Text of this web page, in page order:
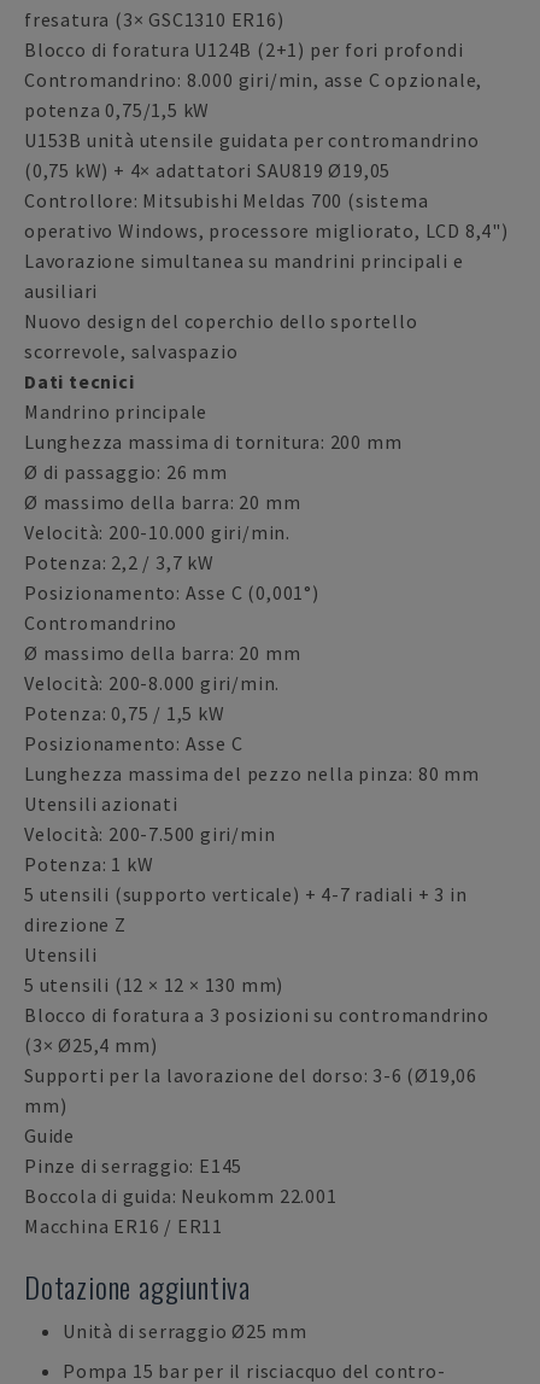
fresatura (3× GSC1310 ER16)
Blocco di foratura U124B (2+1) per fori profondi
Contromandrino: 8.000 giri/min, asse C opzionale,
potenza 0,75/1,5 kW
U153B unità utensile guidata per contromandrino
(0,75 kW) + 4× adattatori SAU819 Ø19,05
Controllore: Mitsubishi Meldas 700 (sistema
operativo Windows, processore migliorato, LCD 8,4")
Lavorazione simultanea su mandrini principali e
ausiliari
Nuovo design del coperchio dello sportello
scorrevole, salvaspazio
Dati tecnici
Mandrino principale
Lunghezza massima di tornitura: 200 mm
Ø di passaggio: 26 mm
Ø massimo della barra: 20 mm
Velocità: 200-10.000 giri/min.
Potenza: 2,2 / 3,7 kW
Posizionamento: Asse C (0,001°)
Contromandrino
Ø massimo della barra: 20 mm
Velocità: 200-8.000 giri/min.
Potenza: 0,75 / 1,5 kW
Posizionamento: Asse C
Lunghezza massima del pezzo nella pinza: 80 mm
Utensili azionati
Velocità: 200-7.500 giri/min
Potenza: 1 kW
5 utensili (supporto verticale) + 4-7 radiali + 3 in
direzione Z
Utensili
5 utensili (12 × 12 × 130 mm)
Blocco di foratura a 3 posizioni su contromandrino
(3× Ø25,4 mm)
Supporti per la lavorazione del dorso: 3-6 (Ø19,06
mm)
Guide
Pinze di serraggio: E145
Boccola di guida: Neukomm 22.001
Macchina ER16 / ER11
Dotazione aggiuntiva
Unità di serraggio Ø25 mm
Pompa 15 bar per il risciacquo del contro-